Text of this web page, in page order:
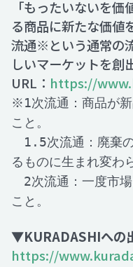
「もったいないを
る商品に新たな価値
流通※という通常の
しいマーケットを創
URL： https://
※1次流通：商品が
こと。
1.5次流通：廃棄
るものに生まれ変わ
2次流通：一度市
こと。
▼KURADASHIへの
https://